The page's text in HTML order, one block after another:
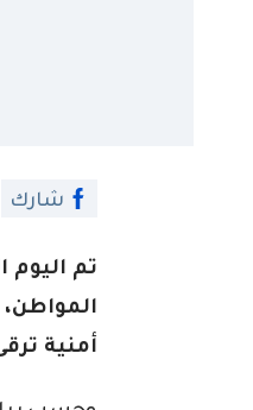
شارك
تم
أمنية